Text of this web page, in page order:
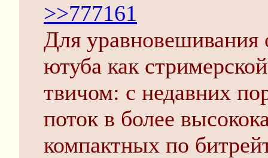
>>777161
Для уравновешивания
ютуба как
твичом: с недавних
поток в более
компактных по